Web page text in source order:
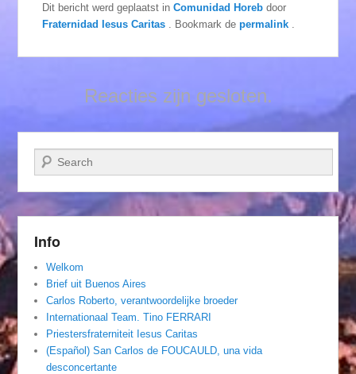
Dit bericht werd geplaatst inComunidad Horeb door
Fraternidad Iesus Caritas
. Bookmark depermalink
Reacties zijn gesloten.
Zoeken
Info
Welkom
Brief uit Buenos Aires
Carlos Roberto, verantwoordelijke broeder
Internationaal Team. Tino FERRARI
Priestersfraterniteit Iesus Caritas
(Español) San Carlos de FOUCAULD, una vida
desconcertante